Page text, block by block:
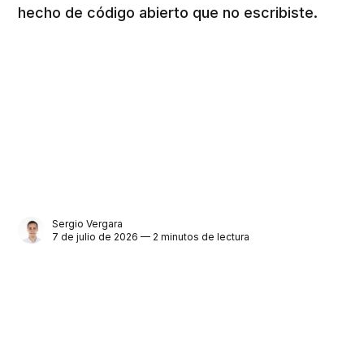
hecho de código abierto que no escribiste.
Sergio Vergara
7 de julio de 2026 — 2 minutos de lectura